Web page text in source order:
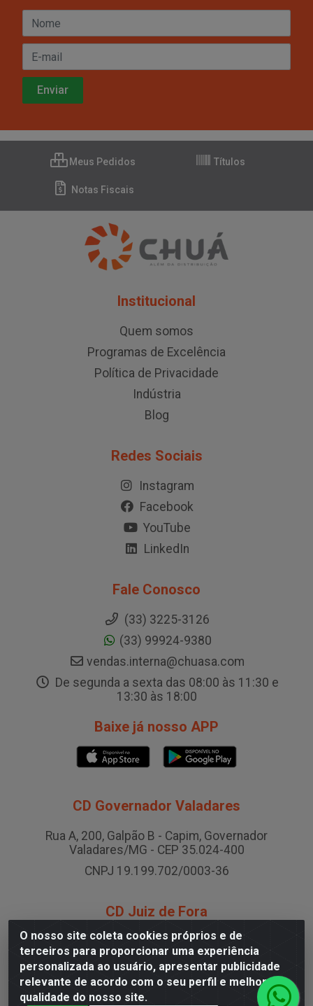
O nosso site coleta cookies próprios e de
terceiros para proporcionar uma experiência
personalizada ao usuário, apresentar publicidade
relevante de acordo com o seu perfil e melhorar a
qualidade do nosso site.
Meus Pedidos Títulos
Notas Fiscais
Institucional
Quem somos
Programas de Excelência
Política de Privacidade
Indústria
Blog
Redes Sociais
Instagram
Facebook
YouTube
LinkedIn
Fale Conosco
(33) 3225-3126
(33) 99924-9380
vendas.interna@chuasa.com
De segunda a sexta das 08:00 às 11:30 e
13:30 às 18:00
Baixe já nosso APP
CD Governador Valadares
Rua A, 200, Galpão B - Capim, Governador
Valadares/MG - CEP 35.024-400
CNPJ 19.199.702/0003-36
CD Juiz de Fora
Rodovia BR-040 , Nº 0, Área B2 Condominio Brasil
LOG - São Pedro, Juiz de Fora/MG
CNPJ 19.199.702/0005-06